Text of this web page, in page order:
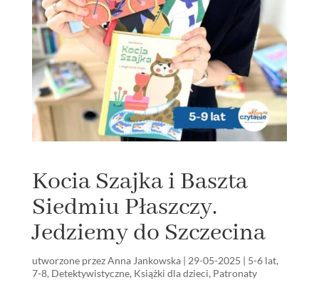
Kocia Szajka i Baszta
Siedmiu Płaszczy.
Jedziemy do Szczecina
utworzone przezAnna Jankowska| 29-05-2025 | 5-6 lat,
7-8, Detektywistyczne, Książki dla dzieci, Patronaty